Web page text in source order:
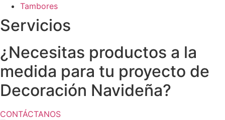
Tambores
Servicios
¿Necesitas productos a la
medida para tu proyecto de
Decoración Navideña?
CONTÁCTANOS